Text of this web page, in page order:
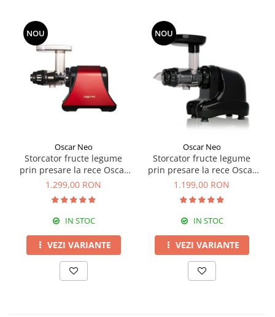
NOU
Oscar Neo
Storcator fructe legume
prin presare la rece Oscar
DA-1200
1.299,00 RON
IN STOC
VEZI VARIANTE
NOU
Oscar Neo
Storcator fructe legume
prin presare la rece Oscar
NEO DA1000
1.199,00 RON
IN STOC
VEZI VARIANTE